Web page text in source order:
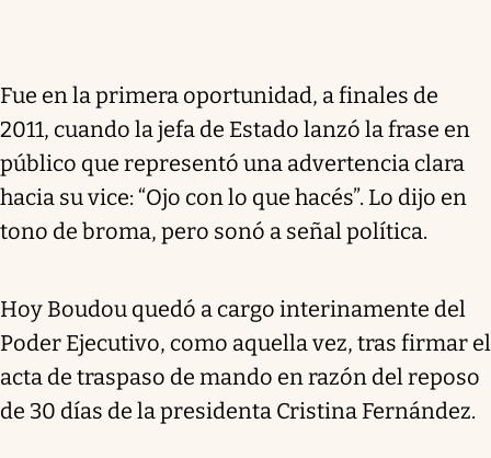
Fue en la primera oportunidad, a finales de
2011, cuando la jefa de Estado lanzó la frase en
público que representó una advertencia clara
hacia su vice: “Ojo con lo que hacés”. Lo dijo en
tono de broma, pero sonó a señal política.
Hoy Boudou quedó a cargo interinamente del
Poder Ejecutivo, como aquella vez, tras firmar el
acta de traspaso de mando en razón del reposo
de 30 días de la presidenta Cristina Fernández.